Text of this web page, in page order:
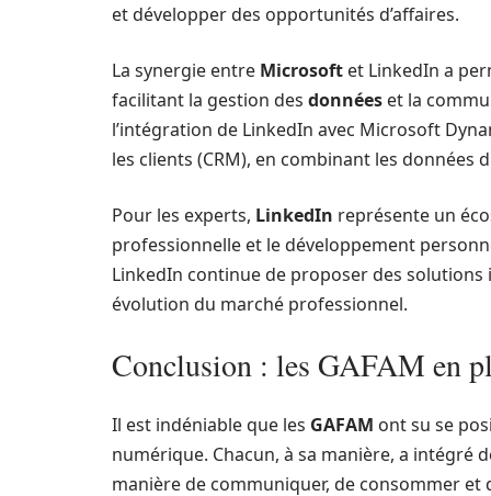
et développer des opportunités d’affaires.
La synergie entre Microsoft et LinkedIn a
facilitant la gestion des données et la
l’intégration de LinkedIn avec Microsoft
les clients (CRM), en combinant les données
Pour les experts, LinkedIn représente un
professionnelle et le développement
LinkedIn continue de proposer des
évolution du marché professionnel.
Conclusion : les GAFAM en
Il est indéniable que les GAFAM ont su se
numérique. Chacun, à sa manière, a intégré
manière de communiquer, de consommer et